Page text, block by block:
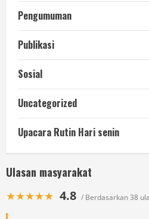
Pengumuman
Publikasi
Sosial
Uncategorized
Upacara Rutin Hari senin
Ulasan masyarakat
★★★★★ 4.8 / Berdasarkan 38